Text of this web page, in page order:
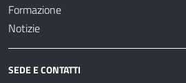
Formazione
Notizie
SEDE E CONTATTI